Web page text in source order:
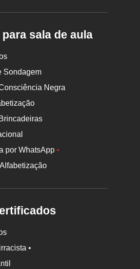
sala de aula
Sondagem
Negra
por WhatsApp•
•